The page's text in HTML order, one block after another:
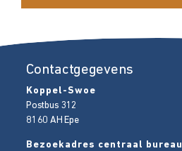
Contactgegevens
Koppel-Swoe
Postbus 312
8160 AH Epe
Bezoekadres centraal bureau